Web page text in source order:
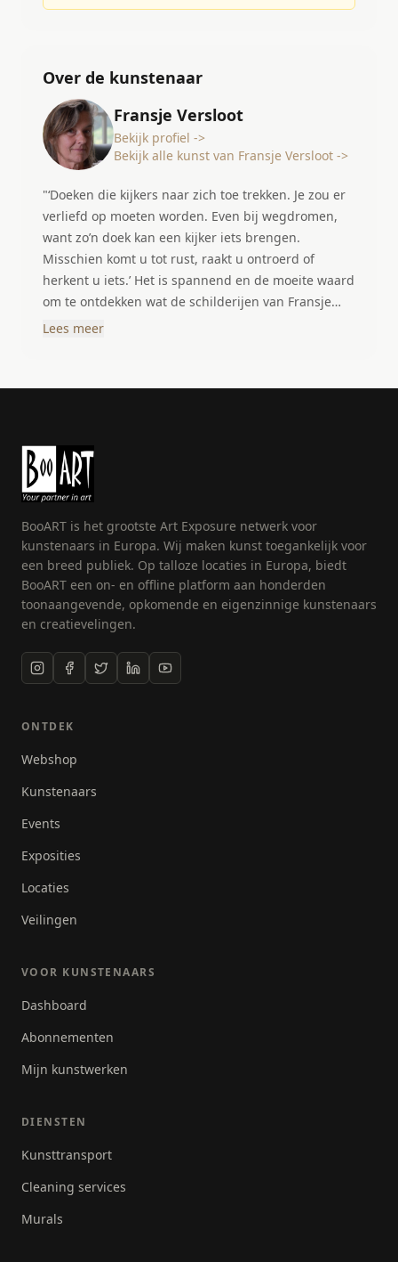
Over de kunstenaar
Fransje Versloot
Bekijk profiel ->
Bekijk alle kunst van Fransje Versloot ->
"‘Doeken die kijkers naar zich toe trekken. Je zou er
verliefd op moeten worden. Even bij wegdromen,
want zo’n doek kan een kijker iets brengen.
Misschien komt u tot rust, raakt u ontroerd of
herkent u iets.’ Het is spannend en de moeite waard
om te ontdekken wat de schilderijen van Fransje
met u doen of u te vertellen hebben." "Het
begonnen met schilderen op de Vrije Akademie in
intuitief schilderen het beste bij mij past. Uiting
brengen aan mijn gevoel. De kijker meenemen en
laten delen in mijn gevoelswereld. Dat komt ook
Dat niet alleen. Ik vind het erg leuk om mensen
tijdens de workshops schilderen op doek, of met de
knipkaart kennis te laten maken met het
bevrijdende van schilderen. Even helemaal weg van
alledag. Kijken en doen, wat doet de verf, welke
vraag, wanneer stop je. van een ding ben ik
overtuigd en dat is dat iedereen het in zich heeft."
Lees meer
BooART is het grootste Art Exposure netwerk voor
kunstenaars in Europa. Wij maken kunst toegankelijk voor
een breed publiek. Op talloze locaties in Europa, biedt
BooART een on- en offline platform aan honderden
toonaangevende, opkomende en eigenzinnige kunstenaars
en creatievelingen.
ONTDEK
Webshop
Kunstenaars
Events
Exposities
Locaties
Veilingen
VOOR KUNSTENAARS
Dashboard
Abonnementen
Mijn kunstwerken
DIENSTEN
Kunsttransport
Cleaning services
Murals